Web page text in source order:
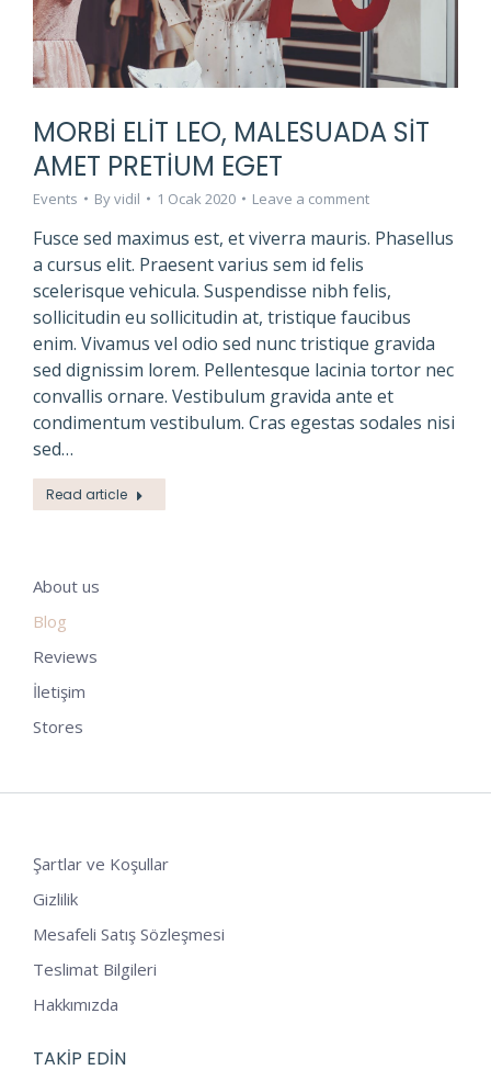
MORBI ELIT LEO, MALESUADA SIT
AMET PRETIUM EGET
Events Byvidil 1 Ocak 2020 Leave a comment
Fusce sed maximus est, et viverra mauris. Phasellus
a cursus elit. Praesent varius sem id felis
scelerisque vehicula. Suspendisse nibh felis,
sollicitudin eu sollicitudin at, tristique faucibus
enim. Vivamus vel odio sed nunc tristique gravida
sed dignissim lorem. Pellentesque lacinia tortor nec
convallis ornare. Vestibulum gravida ante et
condimentum vestibulum. Cras egestas sodales nisi
sed…
Read article
About us
Blog
Reviews
İletişim
Stores
Şartlar ve Koşullar
Gizlilik
Mesafeli Satış Sözleşmesi
Teslimat Bilgileri
Hakkımızda
TAKIP EDIN